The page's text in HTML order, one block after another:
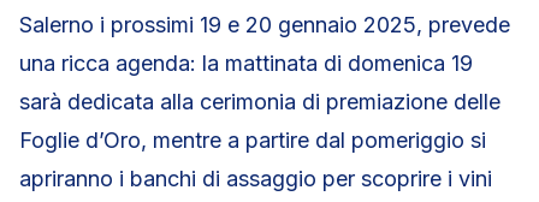
Salerno i prossimi 19 e 20 gennaio 2025, prevede
una ricca agenda: la mattinata di domenica 19
sarà dedicata alla cerimonia di premiazione delle
Foglie d’Oro, mentre a partire dal pomeriggio si
apriranno i banchi di assaggio per scoprire i vini